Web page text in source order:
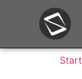
Start